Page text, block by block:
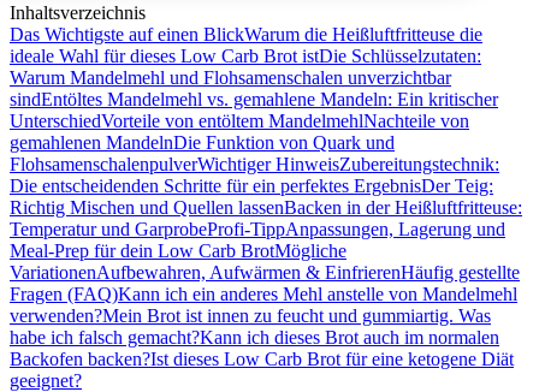
Inhaltsverzeichnis
Das Wichtigste auf einen BlickWarum die Heißluftfritteuse die
ideale Wahl für dieses Low Carb Brot istDie Schlüsselzutaten:
Warum Mandelmehl und Flohsamenschalen unverzichtbar
sindEntöltes Mandelmehl vs. gemahlene Mandeln: Ein kritischer
UnterschiedVorteile von entöltem MandelmehlNachteile von
gemahlenen MandelnDie Funktion von Quark und
FlohsamenschalenpulverWichtiger HinweisZubereitungstechnik:
Die entscheidenden Schritte für ein perfektes ErgebnisDer Teig:
Richtig Mischen und Quellen lassenBacken in der Heißluftfritteuse:
Temperatur und GarprobeProfi-TippAnpassungen, Lagerung und
Meal-Prep für dein Low Carb BrotMögliche
VariationenAufbewahren, Aufwärmen & EinfrierenHäufig gestellte
Fragen (FAQ)Kann ich ein anderes Mehl anstelle von Mandelmehl
verwenden?Mein Brot ist innen zu feucht und gummiartig. Was
habe ich falsch gemacht?Kann ich dieses Brot auch im normalen
Backofen backen?Ist dieses Low Carb Brot für eine ketogene Diät
geeignet?